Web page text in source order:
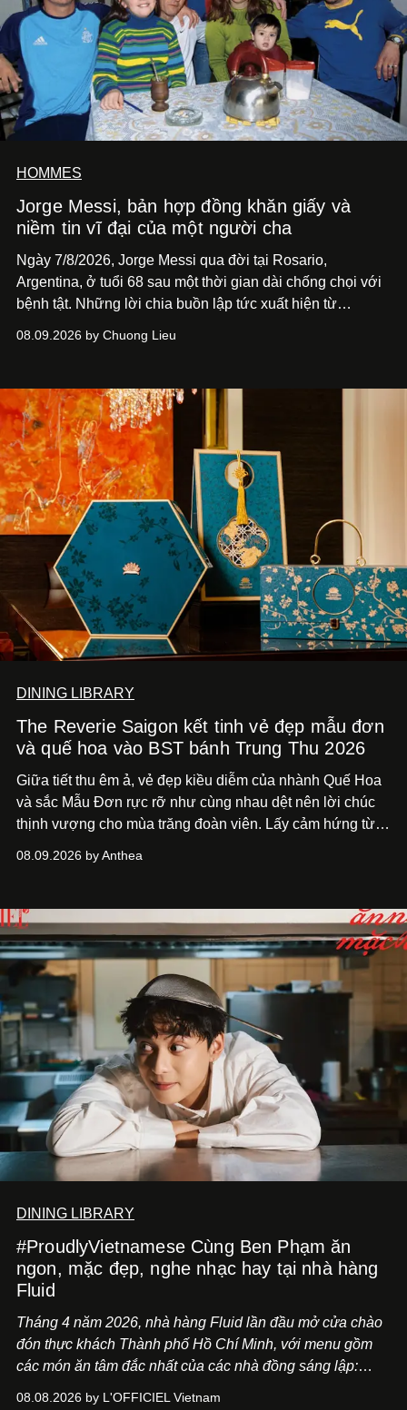
HOMMES
Jorge Messi, bản hợp đồng khăn giấy và
niềm tin vĩ đại của một người cha
Ngày 7/8/2026, Jorge Messi qua đời tại Rosario,
Argentina, ở tuổi 68 sau một thời gian dài chống chọi với
bệnh tật. Những lời chia buồn lập tức xuất hiện từ
Bóng đá Argentina. Không chỉ dành cho cha của Lionel
một trong những hành trình phi thường nhất mà bóng đá
từng chứng kiến.
08.09.2026 by Chuong Lieu
DINING LIBRARY
The Reverie Saigon kết tinh vẻ đẹp mẫu đơn
và quế hoa vào BST bánh Trung Thu 2026
Giữa tiết thu êm ả, vẻ đẹp kiều diễm của nhành Quế Hoa
và sắc Mẫu Đơn rực rỡ như cùng nhau dệt nên lời chúc
thịnh vượng cho mùa trăng đoàn viên. Lấy cảm hứng từ
hương vị của những thức quà truyền thống vào bộ sưu
quà tặng ‘Mẫu Đơn Khai Phúc’, ‘Quế Hoa Vọng Nguyệt’
và ‘Nguyệt Sắc Giao Hòa’, gửi trao ước nguyện bình an
và hạnh phúc viên mãn.
08.09.2026 by Anthea
DINING LIBRARY
#ProudlyVietnamese Cùng Ben Phạm ăn
ngon, mặc đẹp, nghe nhạc hay tại nhà hàng
Fluid
Tháng 4 năm 2026, nhà hàng Fluid lần đầu mở cửa chào
đón thực khách Thành phố Hồ Chí Minh, với menu gồm
các món ăn tâm đắc nhất của các nhà đồng sáng lập:
08.08.2026 by L'OFFICIEL Vietnam